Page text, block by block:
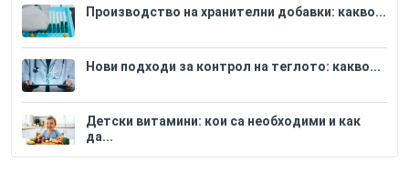
Производство на хранителни добавки: какво...
Нови подходи за контрол на теглото: какво...
Детски витамини: кои са необходими и как
да...